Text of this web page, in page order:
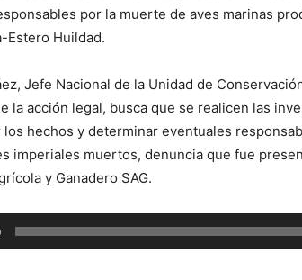
por la muerte de aves marinas
Estero Huildad.
Jefe Nacional de la Unidad de
la acción legal, busca que se realicen las
hechos y determinar eventuales
imperiales muertos, denuncia que fue
y Ganadero SAG.